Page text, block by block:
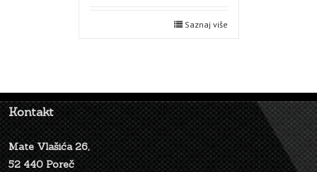
Saznaj više
Kontakt
Mate Vlašića 26,
52 440 Poreč